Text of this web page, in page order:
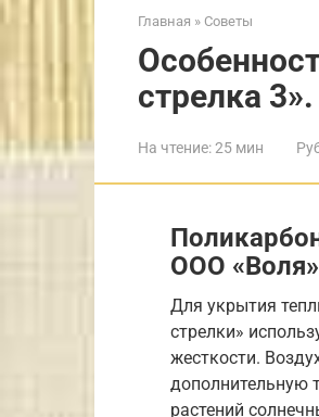
Главная » Советы
стрелка
На чтение:25 мин
ООО «Воля»
Для укрытия
стрелки»
жесткости.
дополнительную
растений